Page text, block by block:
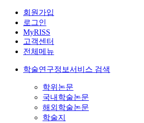
회원가입
로그인
MyRISS
고객센터
전체메뉴
학술연구정보서비스 검색
학위논문
국내학술논문
해외학술논문
학술지